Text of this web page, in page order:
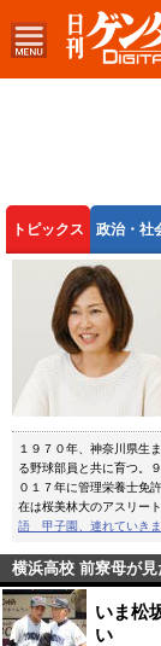
トピックス 政治・社
ボートレース
１９７０年、神奈川県生
る野球部員と共に育つ。
０１７年に管理栄養士免
在は桜美林大のアスリー
語 甲子園、連れていきま
横浜高校 前寮母が見
いま松
い